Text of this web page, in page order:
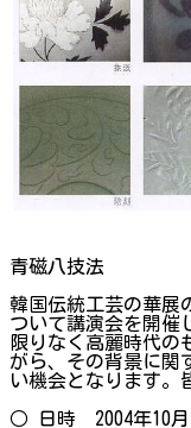
青磁八技法
韓国伝統工芸の華展
ついて講演会を開催
限りなく高麗時代の
がら、その背景に関
い機会となります。
○ 日時 2004年10月